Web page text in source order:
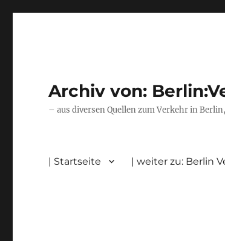
Archiv von:
– aus diversen Quellen zum Verkehr in
| Startseite | weiter zu: Berlin